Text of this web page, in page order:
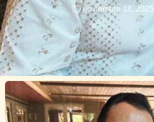
noviembre 18, 2025